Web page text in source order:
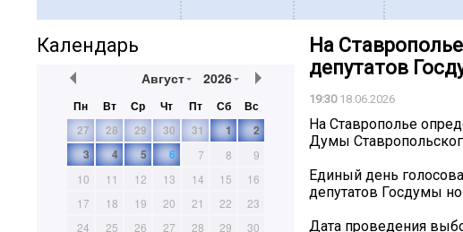
Календарь
Август 2026
Пн Вт Ср Чт Пт Сб
Вс
27
28 29 30 31 1
2
3
4 5 6 7 8
9
10
11 12 13 14 15
16
17
18 19 20 21 22
23
24
25 26 27 28 29
30
На
депутатов
19:3018.06.2026
На Ставрополье
Думы
Единый день
депутатов Госдумы
Дата проведения